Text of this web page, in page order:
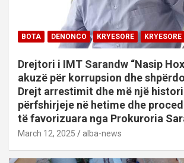
BOTA DENONCO KRYESORE KRYESORE
Drejtori i IMT Sarandw “Nasip
akuzë për korrupsion dhe
Drejt arrestimit dhe më një
përfshirjeje në hetime dhe
të favorizuara nga Prokuroria
March 12, 2025 alba-news